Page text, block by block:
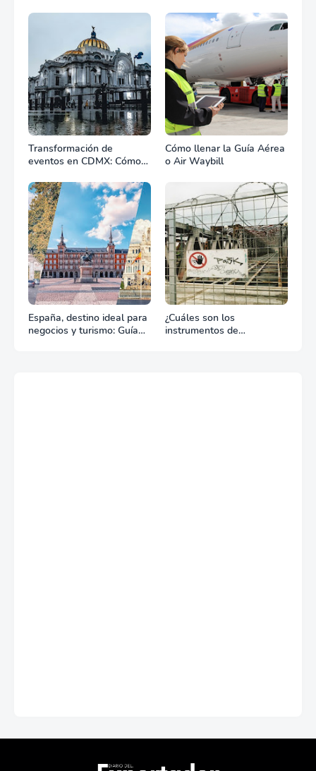
Transformación de
eventos en CDMX: Cómo
equipos define el éxito de
tu celebración
Cómo llenar la Guía Aérea
o Air Waybill
España, destino ideal para
negocios y turismo: Guía
¿Cuáles son los
instrumentos de